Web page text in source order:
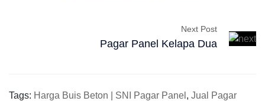
Next Post
Pagar Panel Kelapa Dua
Tags: Harga Buis Beton | SNI Pagar Panel , Jual Pagar